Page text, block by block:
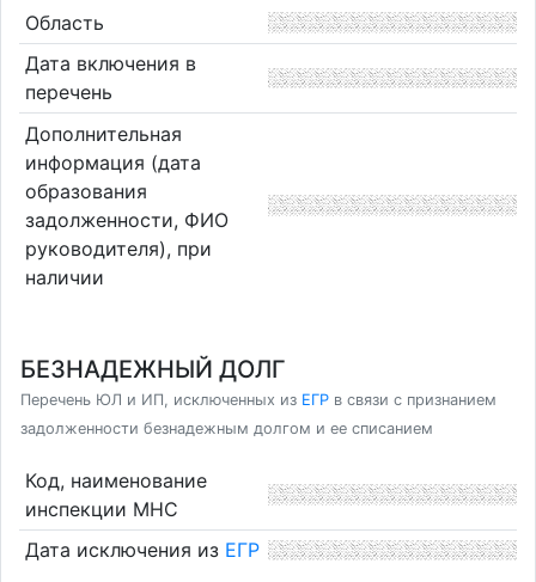
Область
Дата включения в
перечень
Дополнительная
информация (дата
образования
задолженности, ФИО
руководителя), при
наличии
БЕЗНАДЕЖНЫЙ ДОЛГ
Перечень ЮЛ и ИП, исключенных из ЕГР в связи с признанием
задолженности безнадежным долгом и ее списанием
Код, наименование
инспекции МНС
Дата исключения из ЕГР